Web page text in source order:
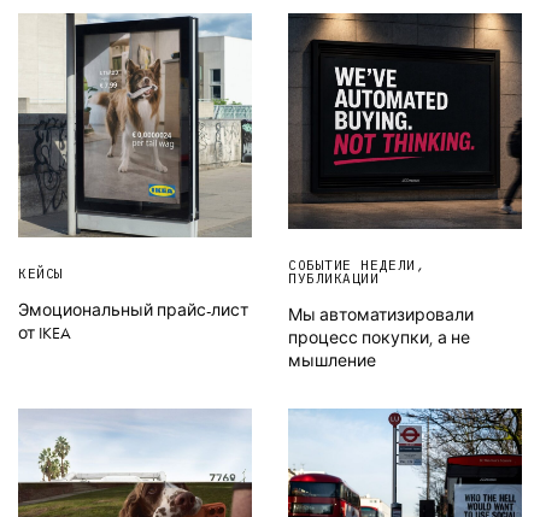
КЕЙСЫ
Эмоциональный прайс-лист
от IKEA
СОБЫТИЕ НЕДЕЛИ ,
ПУБЛИКАЦИИ
Мы автоматизировали
процесс покупки, а не
мышление